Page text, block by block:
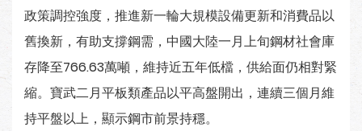
政策調控強度，推進新一輪大規模設備更新和消費品以
舊換新，有助支撐鋼需，中國大陸一月上旬鋼材社會庫
存降至766.63萬噸，維持近五年低檔，供給面仍相對緊
縮。寶武二月平板類產品以平高盤開出，連續三個月維
持平盤以上，顯示鋼市前景持穩。